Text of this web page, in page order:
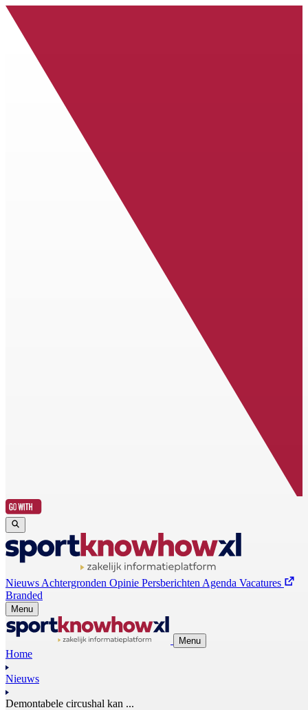
Nieuws Achtergronden Opinie Persberichten Agenda Vacatures
Branded
Menu
Menu
Home
Nieuws
Demontabele circushal kan ...